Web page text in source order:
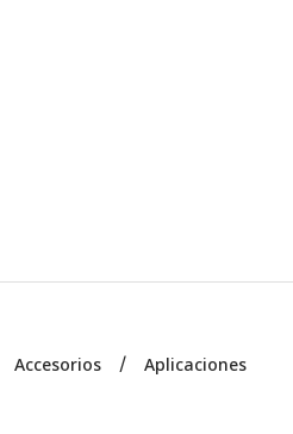
Accesorios
Aplicaciones